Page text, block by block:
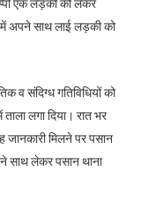
एक लड़की को लेकर
अपने साथ लाई लड़की को
व संदिग्ध गतिविधियों को
लगा दिया। रात भर
मिलने पर पसान
साथ लेकर पसान थाना